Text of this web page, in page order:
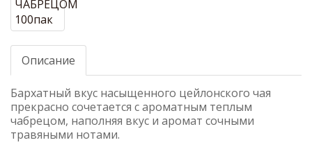
Описание
Бархатный вкус насыщенного цейлонского чая
прекрасно сочетается с ароматным теплым
чабрецом, наполняя вкус и аромат сочными
травяными нотами.